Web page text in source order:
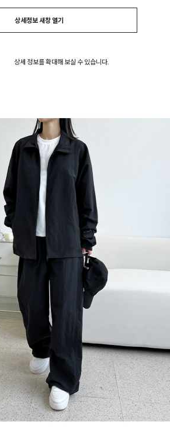
상세정보 새창 열기
상세 정보를 확대해 보실 수 있습니다.